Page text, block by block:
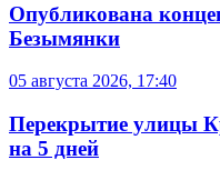
Опубликована
Безымянки
05 августа 2026, 17:40
Перекрытие улицы
на 5 дней